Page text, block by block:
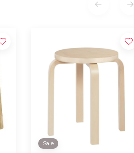
Sale